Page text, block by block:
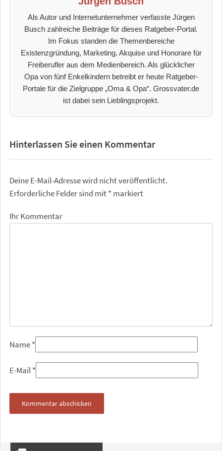
Als Autor und Internetunternehmer verfasste Jürgen
Busch zahlreiche Beiträge für dieses Ratgeber-Portal.
Im Fokus standen die Themenbereiche
Existenzgründung, Marketing, Akquise und Honorare für
Freiberufler aus dem Medienbereich. Als glücklicher
Opa von fünf Enkelkindern betreibt er heute Ratgeber-
Portale für die Zielgruppe „Oma & Opa“. Grossvater.de
ist dabei sein Lieblingsprojekt.
Hinterlassen Sie einen Kommentar
Deine E-Mail-Adresse wird nicht veröffentlicht.
Erforderliche Felder sind mit* markiert
Ihr Kommentar
Name*
E-Mail*